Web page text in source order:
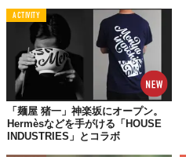
ACTIVITY
「麺屋 猪一」神楽坂にオープン。
Hermèsなどを手がける「HOUSE
INDUSTRIES」とコラボ